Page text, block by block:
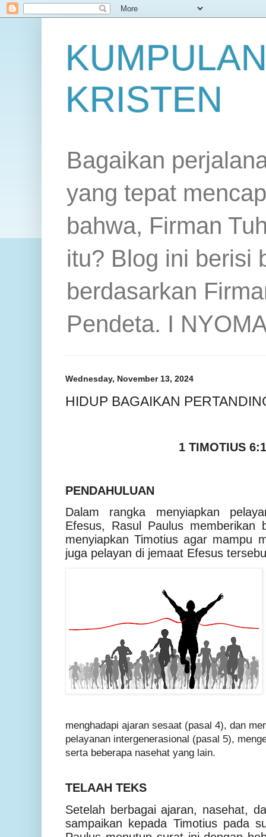
KRISTEN
Bagaikan
yang tepat
bahwa, Firman
itu? Blog ini berisi
berdasarkan
Pendeta. I
Wednesday, November 13, 2024
HIDUP BAGAIKAN
1 TIMOTIUS
PENDAHULUAN
Dalam rangka menyiapkan
Efesus, Rasul Paulus memberikan
menyiapkan Timotius agar mampu
juga pelayan di jemaat Efesus
menghadapi ajaran sesaat (pasal 4), dan
pelayanan intergenerasional (pasal 5),
serta beberapa nasehat yang lain.
TELAAH TEKS
Setelah berbagai ajaran, nasehat,
sampaikan kepada Timotius pada